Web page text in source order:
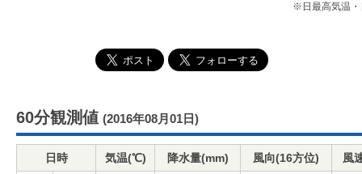
※日最高気温・
60分観測値 (2016年08月01日)
日時 気温(℃) 降水量(mm) 風向(16方位) 風